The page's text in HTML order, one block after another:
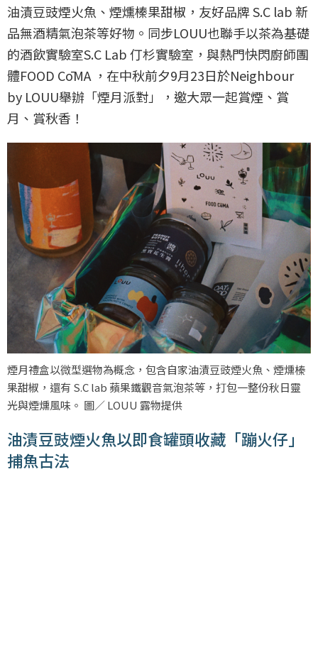
油漬豆豉煙火魚、煙燻榛果甜椒，友好品牌 S.C lab 新
品無酒精氣泡茶等好物。同步LOUU也聯手以茶為基礎
的酒飲實驗室S.C Lab 仃杉實驗室，與熱門快閃廚師團
體FOOD CōMA ，在中秋前夕9月23日於Neighbour
by LOUU舉辦「煙月派對」，邀大眾一起賞煙、賞
月、賞秋香！
煙月禮盒以微型選物為概念，包含自家油漬豆豉煙火魚、煙燻榛
果甜椒，還有 S.C lab 蘋果鐵觀音氣泡茶等，打包一整份秋日靈
光與煙燻風味。 圖／ LOUU 露物提供
油漬豆豉煙火魚以即食罐頭收藏「蹦火仔」
捕魚古法